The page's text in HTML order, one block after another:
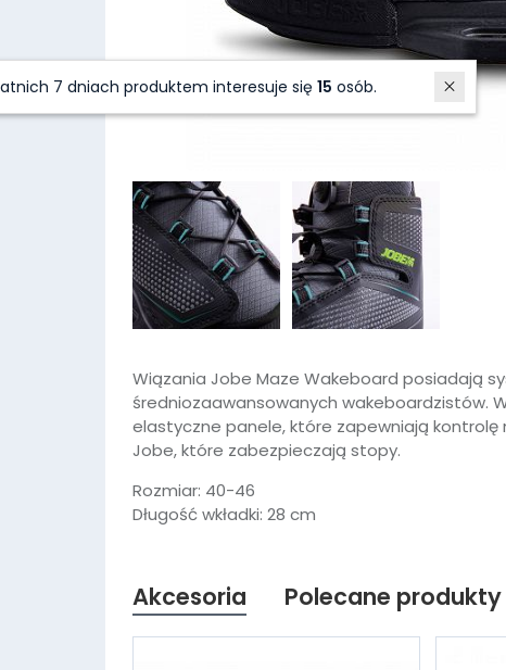
Wiązania Jobe Maze Wakeboard posiadają
średniozaawansowanych wakeboardzistów.
elastyczne panele, które zapewniają
Jobe, które zabezpieczają stopy.
Rozmiar: 40-46
Długość wkładki: 28 cm
Akcesoria Polecane produkty
W ostatnich 7 dniach produktem interesuje się15